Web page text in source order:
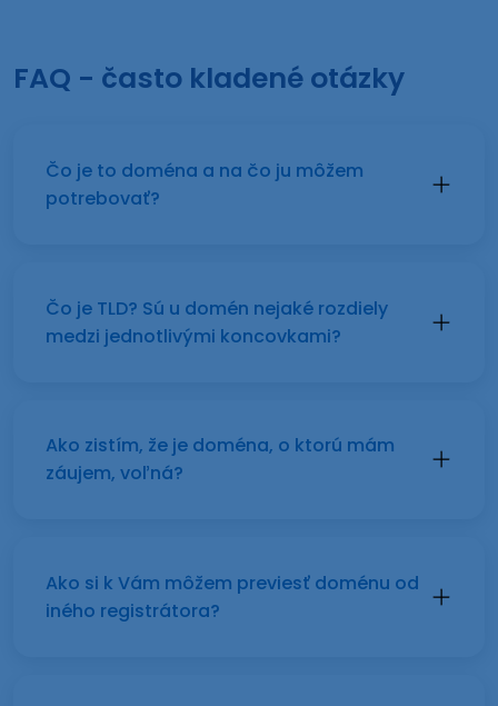
FAQ - často kladené otázky
Čo je to doména a na čo ju môžem
potrebovať?
Čo je TLD? Sú u domén nejaké rozdiely
medzi jednotlivými koncovkami?
Ako zistím, že je doména, o ktorú mám
záujem, voľná?
Ako si k Vám môžem previesť doménu od
iného registrátora?